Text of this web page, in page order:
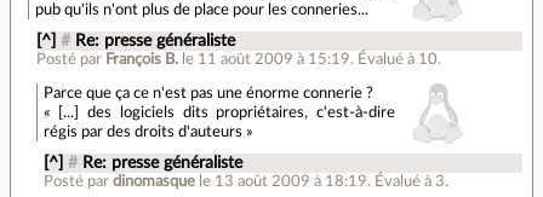
pub qu'ils n'ont plus de place pour les conneries...
[^] # Re: presse généraliste
Posté par François B. le 11 août 2009 à 15:19. Évalué à 10.
Parce que ça ce n'est pas une énorme connerie ?
« [...] des logiciels dits propriétaires, c'est-à-dire
régis par des droits d'auteurs »
[^] # Re: presse généraliste
Posté pardinomasque le 13 août 2009 à 18:19. Évalué à 3.